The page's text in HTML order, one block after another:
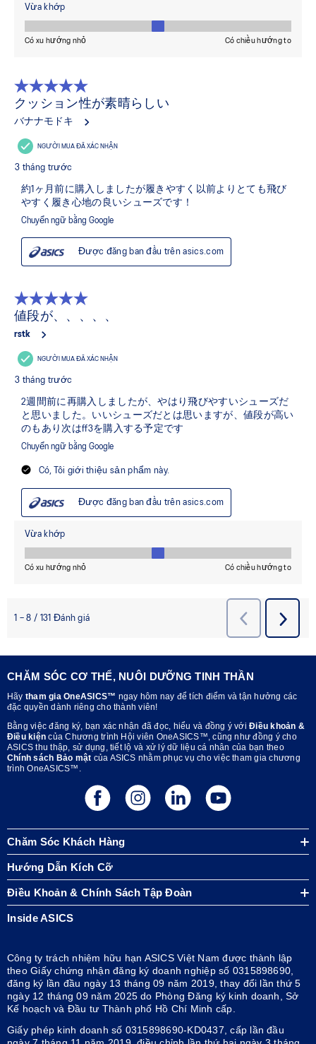
CHĂM SÓC CƠ THỂ, NUÔI DƯỠNG TINH THẦN
Hãy tham gia OneASICS™ ngay hôm nay để tích điểm và tận hưởng các
đặc quyền dành riêng cho thành viên!
Bằng việc đăng ký, bạn xác nhận đã đọc, hiểu và đồng ý với Điều khoản &
Điều kiện của Chương trình Hội viên OneASICS™, cũng như đồng ý cho
ASICS thu thập, sử dụng, tiết lộ và xử lý dữ liệu cá nhân của bạn theo
Chính sách Bảo mật của ASICS nhằm phục vụ cho việc tham gia chương
trình OneASICS™.
Chăm Sóc Khách Hàng
Hướng Dẫn Kích Cỡ
Điều Khoản & Chính Sách Tập Đoàn
Inside ASICS
Công ty trách nhiệm hữu hạn ASICS Việt Nam được thành lập
theo Giấy chứng nhận đăng ký doanh nghiệp số 0315898690,
đăng ký lần đầu ngày 13 tháng 09 năm 2019, thay đổi lần thứ 5
ngày 12 tháng 09 năm 2025 do Phòng Đăng ký kinh doanh, Sở
Kế hoạch và Đầu tư Thành phố Hồ Chí Minh cấp.
Giấy phép kinh doanh số 0315898690-KD0437, cấp lần đầu